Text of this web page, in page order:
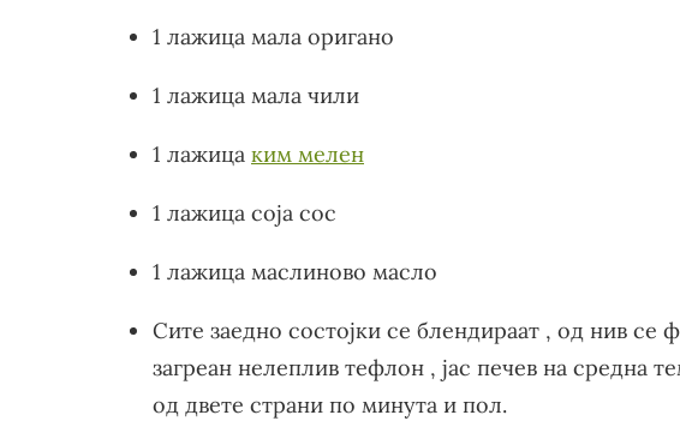
1 лажица мала оригано
1 лажица мала чили
1 лажица ким мелен
1 лажица соја сос
1 лажица маслиново масло
Сите заедно состојки се блендираат , од нив се
загреан нелеплив тефлон , јас печев на средна
од двете страни по минута и пол.